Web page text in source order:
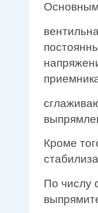
Кроме
По числу